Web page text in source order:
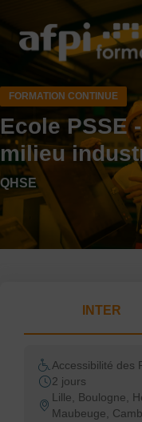
contenu
FORMATION CONTINUE
Ecole PSSE
milieu
QHSE
INTER
Accessibilité des
2 jours
Lille, Boulogne,
Maubeuge,